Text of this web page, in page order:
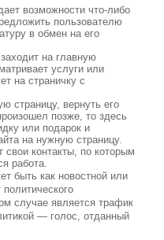
возможности что-либо
пользователю
в обмен на его
на главную
услуги или
на страничку с
страницу, вернуть его
позже, то здесь
или подарок и
на нужную страницу.
свои контакты, по которым
работа.
быть как новостной или
случае является трафик
— голос, отданный